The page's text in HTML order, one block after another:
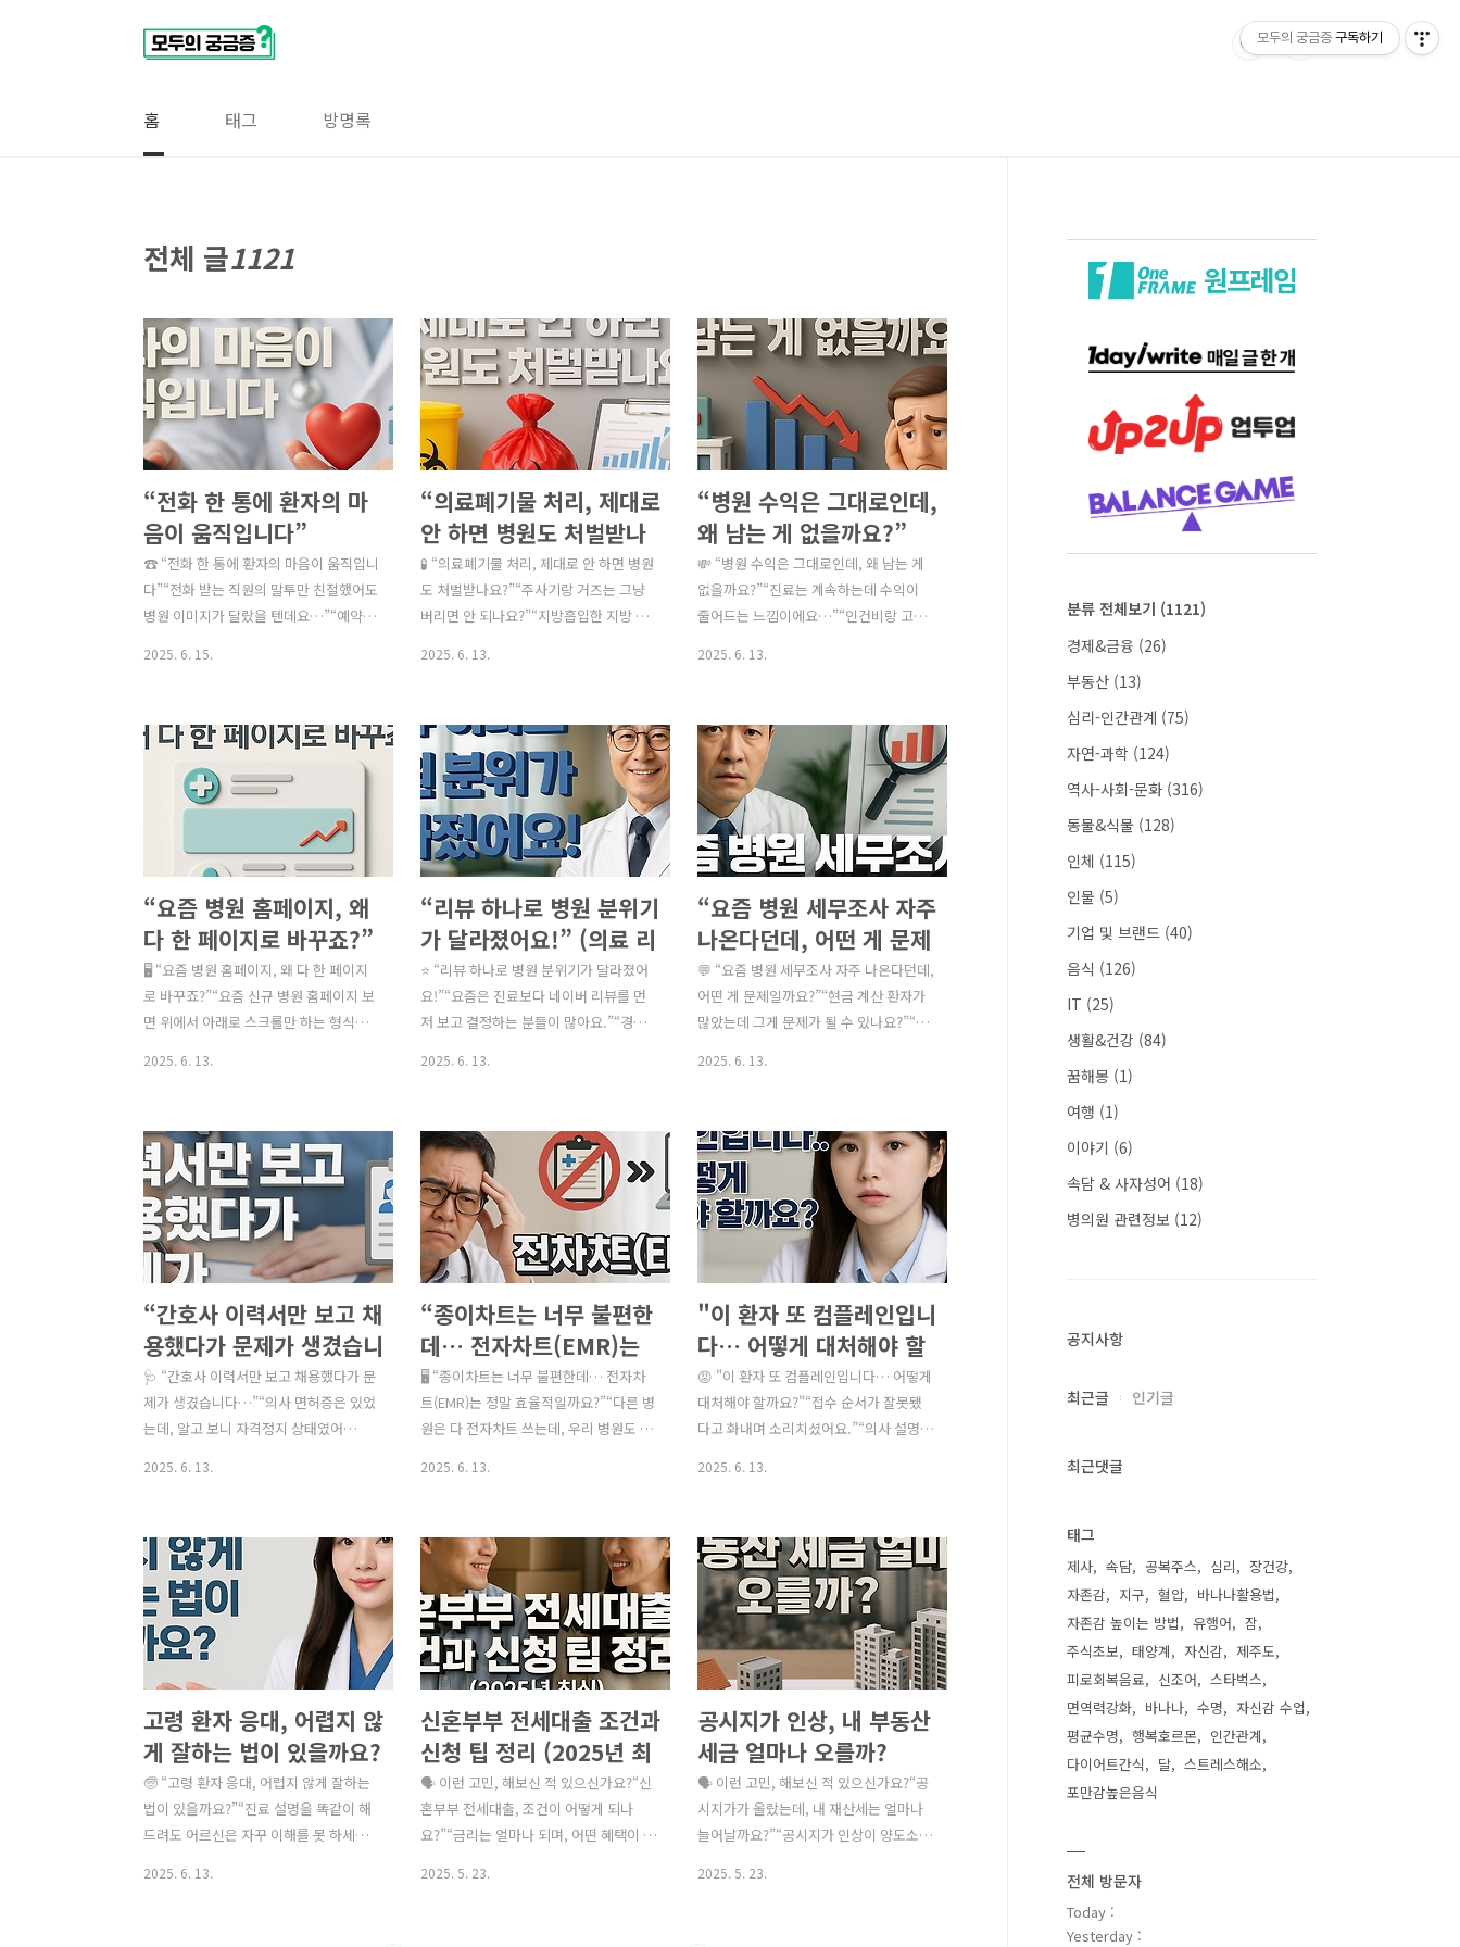
홈 태그 방명록
전체 글1121
“전화 한 통에 환자의 마
음이 움직입니다”
☎ “전화 한 통에 환자의 마음이 움직입니
다”“전화 받는 직원의 말투만 친절했어도
병원 이미지가 달랐을 텐데요…”“예약하
요…” 의외로 많은 환자들이 ‘첫 전화 응
대’만으로 병원을 판단합니다.예약 전 가
장 먼저 마주하는 병원의 첫인상이 바로
‘전화 상담’입니다.따라서 체계적인 전화
상담 매뉴얼을 구축하고, 전 직원이 일관
된 톤과 내용으로 대응하는 것이환자 만
족도를 높이고, 예약률을 끌어올리는 중
요한 전략입니다.✅ 병원 전화 상담이 중
요한 이유 이유 설명 📞 첫 인상이 결정된
다전화 응대는 곧 병원의 이미지로 연결
됨📊 예약 전환율에 직접 영향친절한 응
대 = 예약율 +20% 상승 효과🔄 환자 재
방문..
2025. 6. 15.
“의료폐기물 처리, 제대로
안 하면 병원도 처벌받나
요?” (의료폐기물 처리 규
정 및 위반 시 벌금)
🧪 “의료폐기물 처리, 제대로 안 하면 병원
도 처벌받나요?”“주사기랑 거즈는 그냥
버리면 안 되나요?”“지방흡입한 지방 같
폐기물은 감염성과 독성 때문에 일반 생
활폐기물과는 전혀 다른 방식으로 분리·
보관·운반·처리해야 합니다.환경부에서
는 매년 병원, 의원급 의료기관의 의료폐
기물 처리 실태를 점검하고 있으며,위반
시 최대 3년 이하 징역 또는 3천만 원 이하
벌금까지 처벌을 받을 수 있습니다. ✅ 의
료폐기물 분류 – 무조건 감염성만 있는 게
아니다!의료폐기물은 환경부 고시에 따라
총 4가지 유형으로 분류됩니다. 구분 대표
예시 처리 방법 ① 감염성 폐기물혈액 묻
은 거즈, 주사침, 체액, 조..
2025. 6. 13.
“병원 수익은 그대로인데,
왜 남는 게 없을까요?”
(병원 운영비용 절감 체크
리스트)
💸 “병원 수익은 그대로인데, 왜 남는 게
없을까요?”“진료는 계속하는데 수익이
줄어드는 느낌이에요…”“인건비랑 고정
서 가장 많이 듣는 고민 중 하나입니다.진
료 수익보다 빠르게 증가하는 운영비는
결국 순수익을 줄이고, 장기적으로 병원
경영을 어렵게 만들 수 있습니다.그래서
오늘은 실제 병원에서 바로 활용 가능한
**“병원 운영비 절감을 위한 체크리스
트”**를 항목별로 정리했습니다. ✅ 병원
운영비 절감 핵심 체크리스트 TOP 10 항
목 점검 포인트 절감 전략 1. 고정 마케팅
비용매달 정액제 광고비, SNS 대행성과
분석 후 유지/중단 판단2. 소모품/의료소
재주사기, 거즈, 장갑 ..
2025. 6. 13.
“요즘 병원 홈페이지, 왜
다 한 페이지로 바꾸죠?”
(한 페이지 병원 홈페이지,
기존 홈페이지보다 좋은
이유)
🖥️ “요즘 병원 홈페이지, 왜 다 한 페이지
로 바꾸죠?”“요즘 신규 병원 홈페이지 보
면 위에서 아래로 스크롤만 하는 형식이
까요?” 이런 질문, 병원 원장님들이 병원
홈페이지 리뉴얼을 앞두고 가장 많이 묻
는 내용입니다.특히 개원 초기나 리브랜
딩 시기에는 기존 다단 구조 홈페이지와
한 페이지 구조(One Page Website) 중
어떤 게 더 좋은지 고민이 많습니다.오늘
은 왜 ‘한 페이지 병원 홈페이지’가 더 효
율적이고 효과적인 선택인지, 구체적인
이유와 함께 정리해드립니다. ✅ 한 페이
지 병원 홈페이지란?한 페이지 홈페이지
란,모든 정보를 하나의 긴 페이지에 담고
스크롤만으로 모든..
2025. 6. 13.
“리뷰 하나로 병원 분위기
가 달라졌어요!” (의료 리
뷰(후기) 관리 잘하는 병원
의 비결)
⭐ “리뷰 하나로 병원 분위기가 달라졌어
요!”“요즘은 진료보다 네이버 리뷰를 먼
저 보고 결정하는 분들이 많아요.”“경쟁
지 가능한 건가요?” 의료기관에서 환자
리뷰 마케팅은 이제 ‘선택’이 아니라 ‘필
수’입니다.그러나 의료법 때문에 함부로
요청하거나, 홍보성 후기를 유도하면 오
히려 법적 문제와 신뢰 하락으로 이어질
수 있죠.이 글에서는 의료광고법을 준수
하면서도 신뢰도와 유입률을 높이는 후기
마케팅 전략을 상세히 소개합니다. ✅ 왜
환자 리뷰가 중요한가? 항목 설명 🔍 검색
결과 상위 노출네이버·구글은 리뷰가 많
은 장소/병원을 우선 노출함👥 신뢰 형성
후기 = 환자의 실제 경험 = 신규..
2025. 6. 13.
“요즘 병원 세무조사 자주
나온다던데, 어떤 게 문제
일까요?” (의료기관 세무
조사의 주요 포인트)
💬 “요즘 병원 세무조사 자주 나온다던데,
어떤 게 문제일까요?”“현금 계산 환자가
많았는데 그게 문제가 될 수 있나요?”“의
직 세무조사를 강화하는 시기에는의료기
관도 주요 타깃 중 하나입니다.특히, 진료
수입이 크고 현금 결제 비중이 높은 병원,
고가 의료장비를 보유한 병원,가족 명의
로 세금 분산하는 병원 등이 조사 대상이
되기 쉽습니다.오늘은 세무조사에서 병원
이 가장 자주 지적받는 항목과, 사전 대비
방법을 정리해드립니다. 🔍 의료기관 세
무조사 대상이 되는 주요 사유 선정 사유
설명 💰 수입 누락 의심현금 결제 환자가
많은데도 수입이 일정하거나 신고 수입이
업계 평균보다 낮을 때?..
2025. 6. 13.
“간호사 이력서만 보고 채
용했다가 문제가 생겼습니
다…” (의료인력 채용 시
꼭 확인해야 할 법적 조건)
🩺 “간호사 이력서만 보고 채용했다가 문
제가 생겼습니다…”“의사 면허증은 있었
는데, 알고 보니 자격정지 상태였어
알았어요…” 의료인 채용 과정에서 단순
히 이력서와 자격증 사본만 보고 채용하
는 것은 매우 위험합니다.자칫하면 의료
법 위반, 불법의료 행위 방조, 과태료 및
형사처벌 대상이 될 수 있기 때문이죠.오
늘은 병원에서 의료인을 채용할 때 반드
시 확인해야 할 법적 조건과 실무 체크포
인트를 상세히 안내해드립니다. ✅ 의료
인 채용 시 필수 확인 사항 총정리 항목확
인 대상 법적 근거 확인 방법 1. 면허 유효
성의사, 치과의사, 한의사, 간호사, 약사
등의료법 제8조, 약사법 제5조보건복..
2025. 6. 13.
“종이차트는 너무 불편한
데… 전자차트(EMR)는
정말 효율적일까요?” (전
자차트(EMR) 도입 시 장
단점 비교)
🖥 “종이차트는 너무 불편한데… 전자차
트(EMR)는 정말 효율적일까요?”“다른 병
원은 다 전자차트 쓰는데, 우리 병원도 바
EMR(Electronic Medical Record) 도입
을 고민하는 병원은 점점 늘고 있습니다.
하지만 도입 전 장단점을 제대로 비교하
지 않으면, 기대했던 효율성과 비용 대비
효과를 얻지 못하는 경우도 많습니다.오
늘은 EMR 도입 시의 장단점을 핵심 위주
로 비교 분석하고,도입을 결정하기 전 반
드시 고려해야 할 체크포인트까지 정리해
드립니다. ✅ 전자차트(EMR)란?**전자차
트(EMR)**는 기존 종이차트를 대체하는
디지털 진료 기록 시스템으로,환자의 병
력, 진료기록, ..
2025. 6. 13.
"이 환자 또 컴플레인입니
다… 어떻게 대처해야 할
까요?" (불만 환자 대응
매뉴얼 – 민원 예방 및 대
응법)
😡 "이 환자 또 컴플레인입니다… 어떻게
대처해야 할까요?"“접수 순서가 잘못됐
다고 화내며 소리치셨어요.”“의사 설명이
은 병원 운영의 골칫거리이자, 동시에 병
원 이미지와 신뢰도에 직접적인 영향을
주는 민감한 이슈입니다.특히 최근에는
국민신문고, SNS, 네이버 리뷰 등을 통한
공개 민원이 증가하고 있어, 사전 예방과
신속한 대응 매뉴얼이 필수입니다.✅ 민
원 환자 응대가 중요한 이유 항목 설명 💢
민원은 퍼진다불만 환자 1명이 주변 10명
이상에게 병원에 대한 부정적 인식을 전
파한다는 연구도 있습니다.🔍 온라인 평
판 영향네이버·카카오·맘카페 리뷰에
‘악성 리뷰’가 달리면 환자 유입률에..
2025. 6. 13.
고령 환자 응대, 어렵지 않
게 잘하는 법이 있을까요?
(고령 환자 응대 시 주의사
항과 개선방안)
🧓 “고령 환자 응대, 어렵지 않게 잘하는
법이 있을까요?”“진료 설명을 똑같이 해
드려도 어르신은 자꾸 이해를 못 하세
2025. 6. 13.
신혼부부 전세대출 조건과
신청 팁 정리 (2025년 최
신)
🗣️ 이런 고민, 해보신 적 있으신가요?“신
혼부부 전세대출, 조건이 어떻게 되나
요?”“금리는 얼마나 되며, 어떤 혜택이 있
2025. 5. 23.
공시지가 인상, 내 부동산
세금 얼마나 오를까?
🗣️ 이런 고민, 해보신 적 있으신가요?“공
시지가가 올랐는데, 내 재산세는 얼마나
늘어날까요?”“공시지가 인상이 양도소득
2025. 5. 23.
분류 전체보기 (1121)
경제&금융 (26)
부동산 (13)
심리-인간관계 (75)
자연-과학 (124)
역사-사회-문화 (316)
동물&식물 (128)
인체 (115)
인물 (5)
기업 및 브랜드 (40)
음식 (126)
IT (25)
생활&건강 (84)
꿈해몽 (1)
여행 (1)
이야기 (6)
속담 & 사자성어 (18)
병의원 관련정보 (12)
공지사항
최근글 인기글
최근댓글
태그
제사 속담 공복주스 심리
장건강
자존감
지구 혈압
바나나활용법
자존감 높이는 방법
유행어
잠
주식초보
태양계 자신감
제주도
피로회복음료
신조어
스타벅스
면역력강화
바나나 수명
자신감 수업
평균수명
행복호르몬
인간관계
다이어트간식
달
스트레스해소
포만감높은음식
전체 방문자
Today :
Yesterday :
모두의 궁금증 구독하기